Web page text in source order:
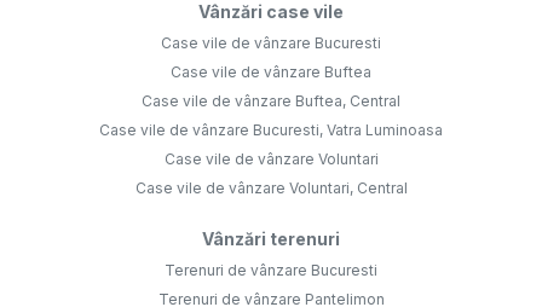
Vânzări case vile
Case vile de vânzare Bucuresti
Case vile de vânzare Buftea
Case vile de vânzare Buftea, Central
Case vile de vânzare Bucuresti, Vatra Luminoasa
Case vile de vânzare Voluntari
Case vile de vânzare Voluntari, Central
Vânzări terenuri
Terenuri de vânzare Bucuresti
Terenuri de vânzare Pantelimon